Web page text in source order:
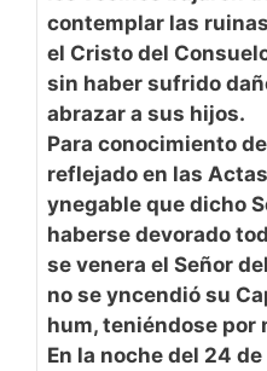
contemplar las
el Cristo del
sin haber sufrido
abrazar a sus hijos.
Para conocimiento
reflejado en las
ynegable que dicho
haberse devorado
se venera el Señor
no se yncendió su
hum, teniéndose por
En la noche del 24